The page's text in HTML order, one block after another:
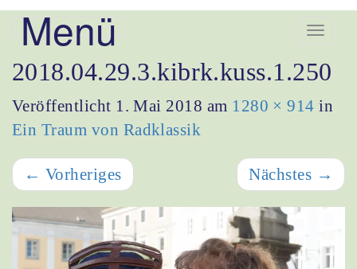
Menü Navigation
2018.04.29.3.kibrk.kuss.1.250
Veröffentlicht 1. Mai 2018 am 1280 × 914 in
Ein Traum von Radklassik
← Vorheriges Nächstes →